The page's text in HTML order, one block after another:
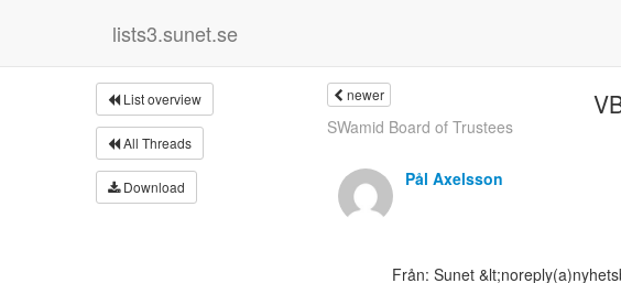
lists3.sunet.se
List overview
All Threads
Download
newer
SWamid Board of Trustees
Pål Axelsson